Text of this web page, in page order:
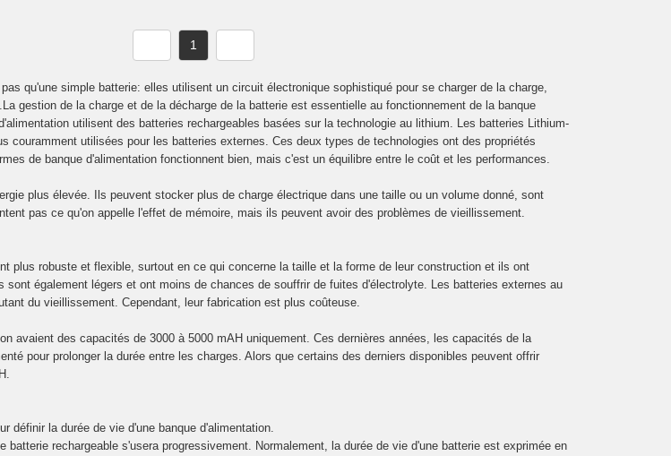
1
qu'une simple batterie: elles utilisent un circuit électronique sophistiqué pour se charger de la charge,
gestion de la charge et de la décharge de la batterie est essentielle au fonctionnement de la banque
utilisent des batteries rechargeables basées sur la technologie au lithium. Les batteries Lithium-
couramment utilisées pour les batteries externes. Ces deux types de technologies ont des propriétés
de banque d'alimentation fonctionnent bien, mais c'est un équilibre entre le coût et les performances.
plus élevée. Ils peuvent stocker plus de charge électrique dans une taille ou un volume donné, sont
pas ce qu'on appelle l'effet de mémoire, mais ils peuvent avoir des problèmes de vieillissement.
plus robuste et flexible, surtout en ce qui concerne la taille et la forme de leur construction et ils ont
sont également légers et ont moins de chances de souffrir de fuites d'électrolyte. Les batteries externes au
du vieillissement. Cependant, leur fabrication est plus coûteuse.
avaient des capacités de 3000 à 5000 mAH uniquement. Ces dernières années, les capacités de la
pour prolonger la durée entre les charges. Alors que certains des derniers disponibles peuvent offrir
définir la durée de vie d'une banque d'alimentation.
batterie rechargeable s'usera progressivement. Normalement, la durée de vie d'une batterie est exprimée en